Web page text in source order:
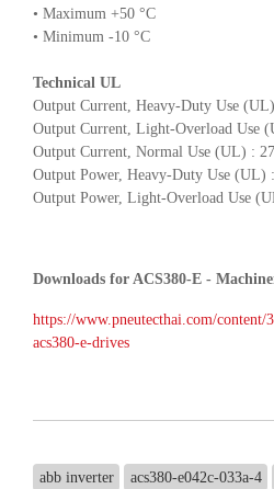
• Maximum +50 °C
• Minimum -10 °C
Technical UL
Output Current, Heavy-Duty Use
Output Current, Light-Overload Use
Output Current, Normal Use (UL) :
Output Power, Heavy-Duty Use (UL)
Output Power, Light-Overload Use
Downloads for ACS380-E -
https://www.pneutecthai.com/content/
acs380-e-drives
abb inverter acs380-e042c-033a-4